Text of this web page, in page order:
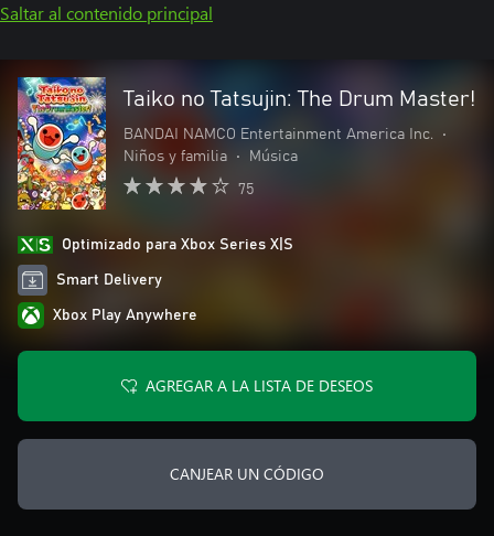
Saltar al contenido principal
Taiko no Tatsujin: The Drum Master!
BANDAI NAMCO Entertainment America Inc.
•
Niños y familia
• Música
75
Optimizado para Xbox Series X|S
Smart Delivery
Xbox Play Anywhere
AGREGAR A LA LISTA DE DESEOS
CANJEAR UN CÓDIGO